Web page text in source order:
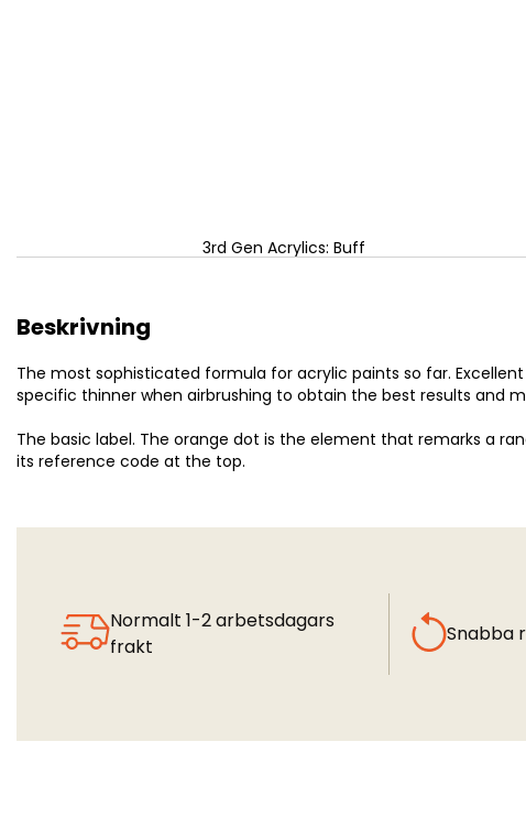
3rd Gen Acrylics: Buff
Beskrivning
The most sophisticated formula for acrylic paints so far.
specific thinner when airbrushing to obtain the best results and
The basic label. The orange dot is the element that remarks a
its reference code at the top.
Normalt 1-2 arbetsdagars
frakt
Snabba